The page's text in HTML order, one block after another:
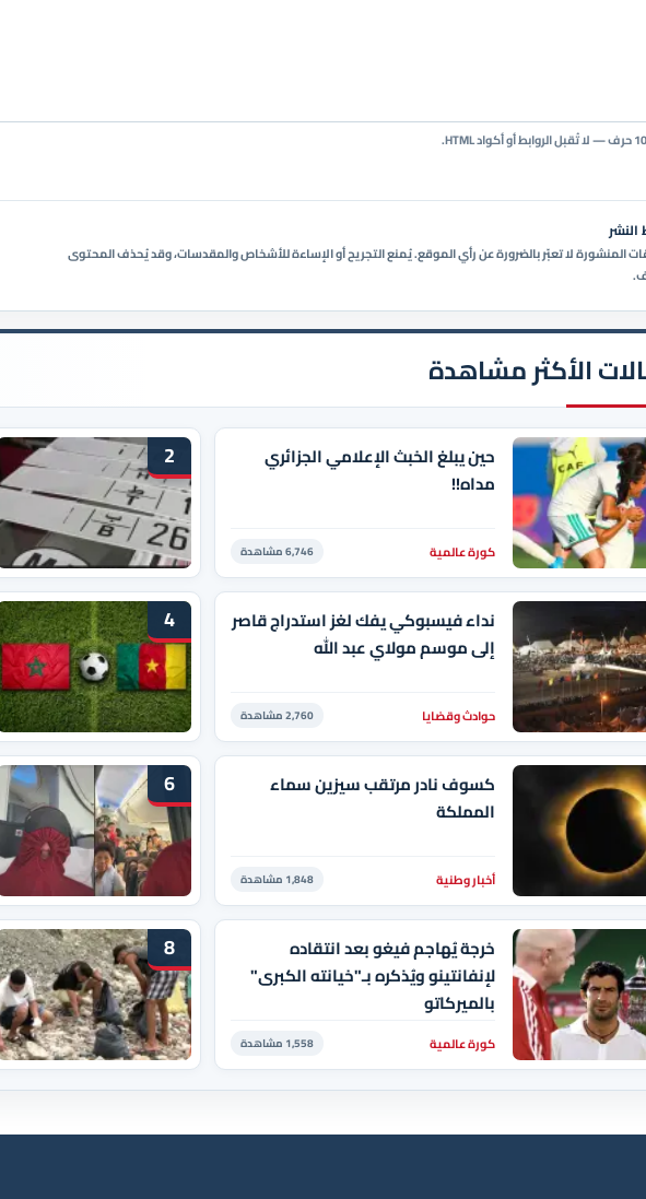
المنشورة لا تعبّر بالضرورة عن رأي الموقع. يُمنع التجريح أو الإساءة للأشخاص والمقدسات، وقد يُحذف المحتوى
الأكثر مشاهدة
حين يبلغ الخبث الإعلامي الجزائري
مداه!!
كورة عالمية 6,746 مشاهدة
2
نداء فيسبوكي يفك لغز استدراج قاصر
إلى موسم مولاي عبد الله
حوادث وقضايا 2,760 مشاهدة
4
كسوف نادر مرتقب سيزين سماء
المملكة
أخبار وطنية 1,848 مشاهدة
6
خرجة يُهاجم فيغو بعد انتقاده
لإنفانتينو ويُذكره بـ"خيانته الكبرى"
بالميركاتو
كورة عالمية 1,558 مشاهدة
8